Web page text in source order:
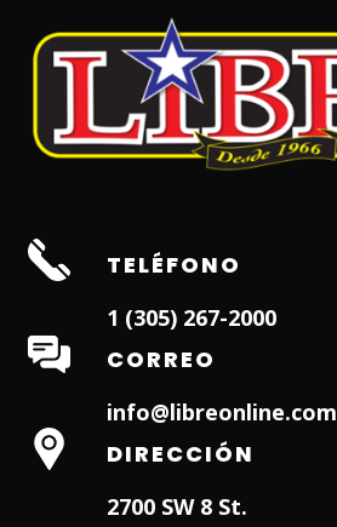
TELÉFONO
1 (305) 267-2000
CORREO
info@libreonline.com
DIRECCIÓN
2700 SW 8 St.